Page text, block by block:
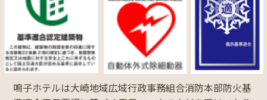
鳴子ホテルは大崎地域広域行政事務組合消防本部防火基